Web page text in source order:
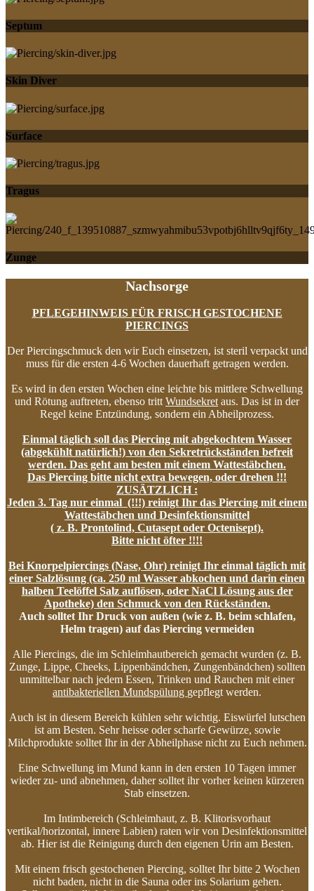
Septum
Skin Diver
Surface
Tragus
Zunge
Nachsorge
PFLEGEHINWEIS FÜR FRISCH GESTOCHENE
PIERCINGS
Der Piercingschmuck den wir Euch einsetzen, ist steril verpackt und
muss für die ersten 4-6 Wochen dauerhaft getragen werden.
Es wird in den ersten Wochen eine leichte bis mittlere Schwellung
und Rötung auftreten, ebenso tritt Wundsekret aus. Das ist in der
Regel keine Entzündung, sondern ein Abheilprozess.
Einmal täglich soll das Piercing mit abgekochtem Wasser
(abgekühlt natürlich!) von den Sekretrückständen befreit
werden. Das geht am besten mit einem Wattestäbchen.
Das Piercing bitte nicht extra bewegen, oder drehen !!!
ZUSÄTZLICH :
Jeden 3. Tag nur einmal (!!!) reinigt Ihr das Piercing mit einem
Wattestäbchen und Desinfektionsmittel
( z. B. Prontolind, Cutasept oder Octenisept).
Bitte nicht öfter !!!!
Bei Knorpelpiercings (Nase, Ohr) reinigt Ihr einmal täglich mit
einer Salzlösung (ca. 250 ml Wasser abkochen und darin einen
halben Teelöffel Salz auflösen, oder NaCl Lösung aus der
Apotheke) den Schmuck von den Rückständen.
Auch solltet Ihr Druck von außen (wie z. B. beim schlafen,
Helm tragen) auf das Piercing vermeiden
Alle Piercings, die im Schleimhautbereich gemacht wurden (z. B.
Zunge, Lippe, Cheeks, Lippenbändchen, Zungenbändchen) sollten
unmittelbar nach jedem Essen, Trinken und Rauchen mit einer
antibakteriellen Mundspülung gepflegt werden.
Auch ist in diesem Bereich kühlen sehr wichtig. Eiswürfel lutschen
ist am Besten. Sehr heisse oder scharfe Gewürze, sowie
Milchprodukte solltet Ihr in der Abheilphase nicht zu Euch nehmen.
Eine Schwellung im Mund kann in den ersten 10 Tagen immer
wieder zu- und abnehmen, daher solltet ihr vorher keinen kürzeren
Stab einsetzen.
Im Intimbereich (Schleimhaut, z. B. Klitorisvorhaut
vertikal/horizontal, innere Labien) raten wir von Desinfektionsmittel
ab. Hier ist die Reinigung durch den eigenen Urin am Besten.
Mit einem frisch gestochenen Piercing, solltet Ihr bitte 2 Wochen
nicht baden, nicht in die Sauna oder ins Solarium gehen.